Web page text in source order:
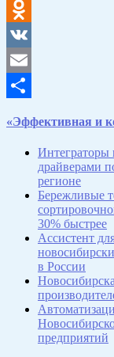
Telegram
Odnoklassniki
VK
Email
«Эффективная и
Интеграторы
драйверами
регионе
Бережливые
30% быстрее
Ассистент
в России
предприятий